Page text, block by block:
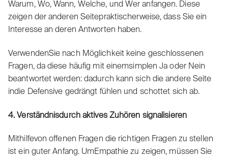
Warum, Wo, Wann, Welche, und Wer anfangen. Diese
zeigen der anderen Seitepraktischerweise, dass Sie ein
Interesse an deren Antworten haben.
VerwendenSie nach Möglichkeit keine geschlossenen
Fragen, da diese häufig mit einemsimplen Ja oder Nein
beantwortet werden: dadurch kann sich die andere Seite
indie Defensive gedrängt fühlen und schottet sich ab.
4. Verständnisdurch aktives Zuhören signalisieren
Mithilfevon offenen Fragen die richtigen Fragen zu stellen
ist ein guter Anfang. UmEmpathie zu zeigen, müssen Sie